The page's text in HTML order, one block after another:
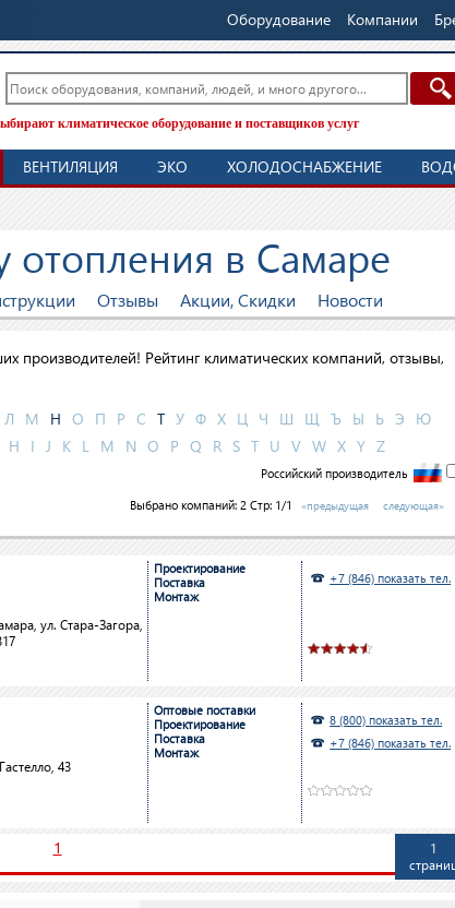
Оборудование Компании
климатическое оборудование и поставщиков услуг
ВЕНТИЛЯЦИЯ ЭКО ХОЛОДОСНАБЖЕНИЕ
отопления в Самаре
Отзывы Акции, Скидки Новости
производителей! Рейтинг климатических компаний, отзывы,
Л М Н О П Р С Т У Ф Х Ц Ч Ш Щ Ъ Ы Ь Э
Ю
H I J K L M N O P Q R S T U V W X Y Z
Российский производитель
Выбрано компаний:2 Стр: 1/1 «предыдущая следующая»
Проектирование
Поставка
Монтаж
ул. Стара-Загора,
+7 (846) показать тел.
Оптовые поставки
Проектирование
Поставка
Монтаж
43
8 (800) показать тел.
+7 (846) показать тел.
1
1